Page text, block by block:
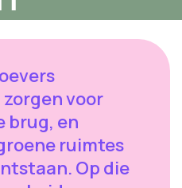
voor
brug, en
ruimtes
Op die